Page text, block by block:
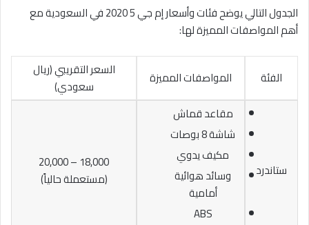
الجدول التالي يوضح فئات وأسعار إم جي 5 2020 في السعودية مع
أهم المواصفات المميزة لها:
الفئة المواصفات المميزة
السعر التقريبي (ريال
سعودي)
ستاندرد
مقاعد قماش
شاشة 8 بوصات
مكيف يدوي
وسائد هوائية
أمامية
ABS
18,000 – 20,000
(مستعملة حالياً)